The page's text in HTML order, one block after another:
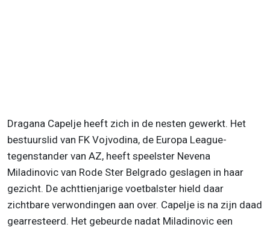
Dragana Capelje heeft zich in de nesten gewerkt. Het
bestuurslid van FK Vojvodina, de Europa League-
tegenstander van AZ, heeft speelster Nevena
Miladinovic van Rode Ster Belgrado geslagen in haar
gezicht. De achttienjarige voetbalster hield daar
zichtbare verwondingen aan over. Capelje is na zijn daad
gearresteerd. Het gebeurde nadat Miladinovic een